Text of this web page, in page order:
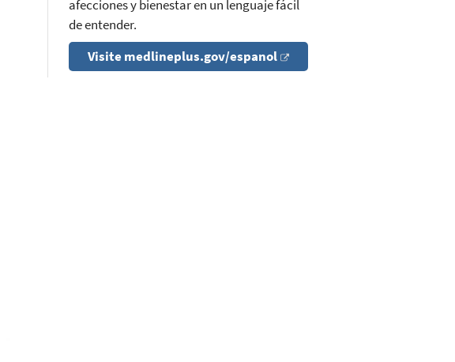
afecciones y bienestar en un lenguaje fácil
de entender.
Visite medlineplus.gov/espanol